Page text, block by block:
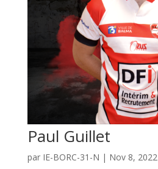
Paul Guillet
par IE-BORC-31-N | Nov 8, 2022